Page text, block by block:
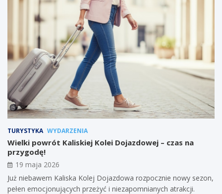
TURYSTYKA WYDARZENIA
Wielki powrót Kaliskiej Kolei Dojazdowej – czas na
przygodę!
19 maja 2026
Już niebawem Kaliska Kolej Dojazdowa rozpocznie nowy sezon,
pełen emocjonujących przeżyć i niezapomnianych atrakcji.